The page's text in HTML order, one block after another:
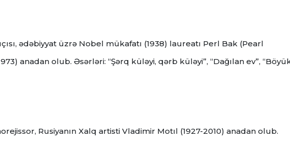
ədəbiyyat üzrə Nobel mükafatı (1938) laureatı Perl Bak (Pearl
anadan olub. Əsərləri: “Şərq küləyi, qərb küləyi”, “Dağılan ev”,
Rusiyanın Xalq artisti Vladimir Motıl (1927-2010) anadan olub.